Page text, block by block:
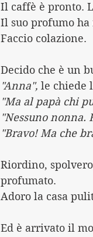
Il caffè è pronto.
Il suo profumo ha
Faccio colazione.
Decido che è un
"Anna", le chiede
"Ma al papà chi
"Nessuno nonna.
"Bravo! Ma che
Riordino,
profumato.
Adoro la casa
Ed è arrivato il